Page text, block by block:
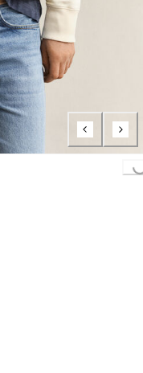
Loading...